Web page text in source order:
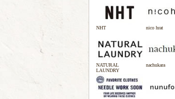
NHT nico hrat
NATURAL
LAUNDRY
nachukara